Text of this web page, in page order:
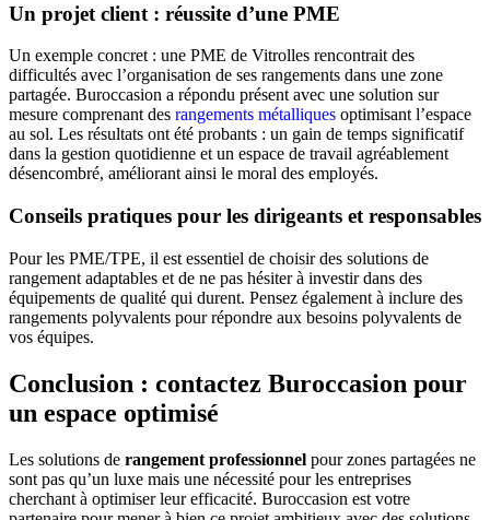
Un projet client : réussite d’une PME
Un exemple concret : une PME de Vitrolles rencontrait des
difficultés avec l’organisation de ses rangements dans une zone
partagée. Buroccasion a répondu présent avec une solution sur
mesure comprenant des rangements métalliques optimisant l’espace
au sol. Les résultats ont été probants : un gain de temps significatif
dans la gestion quotidienne et un espace de travail agréablement
désencombré, améliorant ainsi le moral des employés.
Conseils pratiques pour les dirigeants et responsables
Pour les PME/TPE, il est essentiel de choisir des solutions de
rangement adaptables et de ne pas hésiter à investir dans des
équipements de qualité qui durent. Pensez également à inclure des
rangements polyvalents pour répondre aux besoins polyvalents de
vos équipes.
Conclusion : contactez Buroccasion pour
un espace optimisé
Les solutions de rangement professionnel pour zones partagées ne
sont pas qu’un luxe mais une nécessité pour les entreprises
cherchant à optimiser leur efficacité. Buroccasion est votre